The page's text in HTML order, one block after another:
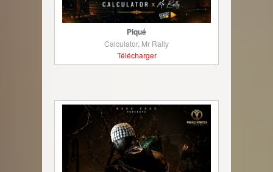
Piqué
Calculator, Mr Rally
Télécharger